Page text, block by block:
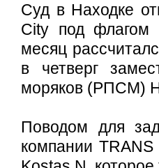
Суд в Находке
City под флагом
месяц
в четверг
моряков (РПСМ)
Поводом для
компании